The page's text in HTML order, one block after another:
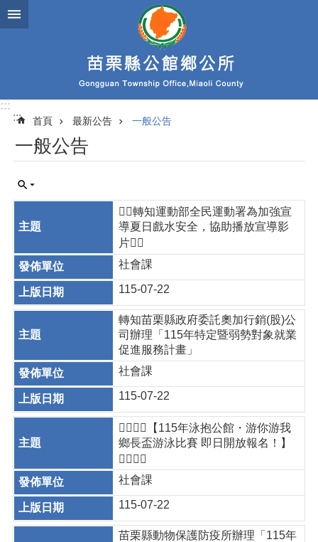
跳到主要內容區塊
:::
:::
首頁 最新公告 一般公告
一般公告
🏊‍♀️轉知運動部全民運動署為加強宣
導夏日戲水安全，協助播放宣導影
片🏊‍♀️
社會課
115-07-22
轉知苗栗縣政府委託奧加行銷(股)公
司辦理「115年特定暨弱勢對象就業
促進服務計畫」
社會課
115-07-22
🏊‍♀️🏊‍♂️【115年泳抱公館・游你游我
鄉長盃游泳比賽 即日開放報名！】
🏊‍♀️🏊‍♂️
社會課
115-07-22
苗栗縣動物保護防疫所辦理「115年